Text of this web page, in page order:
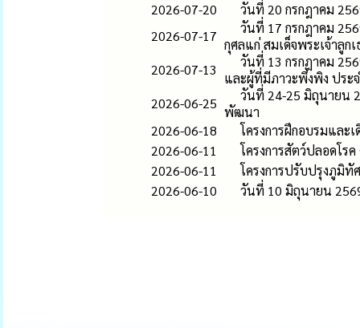
2026-07-20
วันที่ 20 กรกฎาคม
2026-07-17
วันที่ 17 กรกฎาคม
กุศลแก่ สมเด็จพระเจ้าลู
2026-07-13
วันที่ 13 กรกฎาคม
และผู้ที่มีภาวะพึ่งพิง ประ
2026-06-25
วันที่ 24-25 มิถุนายน
พัฒนา
2026-06-18
โครงการฝึกอบรมแล
2026-06-11
โครงการสัตว์ปลอดโ
2026-06-11
โครงการปรับปรุงภูมิ
2026-06-10
วันที่ 10 มิถุนายน